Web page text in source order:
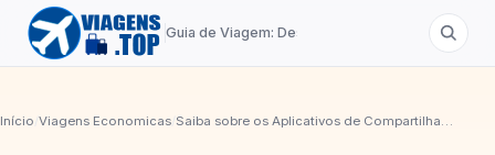
Guia de Viagem: Destinos de A a Z
Início/Viagens Economicas/ Saiba sobre os Aplicativos de Compartilhamento de Viagens